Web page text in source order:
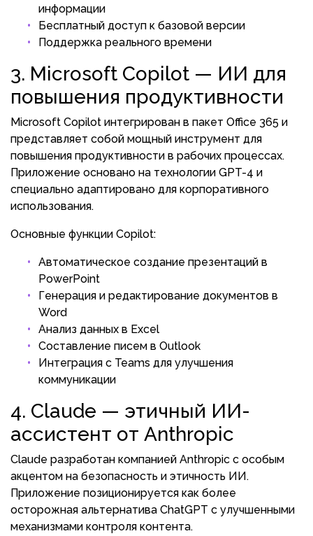
информации
Бесплатный доступ к базовой версии
Поддержка реального времени
3. Microsoft Copilot — ИИ для
повышения продуктивности
Microsoft Copilot интегрирован в пакет Office 365 и
представляет собой мощный инструмент для
повышения продуктивности в рабочих процессах.
Приложение основано на технологии GPT-4 и
специально адаптировано для корпоративного
использования.
Основные функции Copilot:
Автоматическое создание презентаций в
PowerPoint
Генерация и редактирование документов в
Word
Анализ данных в Excel
Составление писем в Outlook
Интеграция с Teams для улучшения
коммуникации
4. Claude — этичный ИИ-
ассистент от Anthropic
Claude разработан компанией Anthropic с особым
акцентом на безопасность и этичность ИИ.
Приложение позиционируется как более
осторожная альтернатива ChatGPT с улучшенными
механизмами контроля контента.